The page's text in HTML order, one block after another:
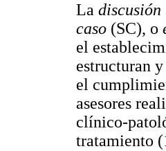
La discusión
caso (SC), o
el
estructuran
el
asesores
clínico-
tratamiento